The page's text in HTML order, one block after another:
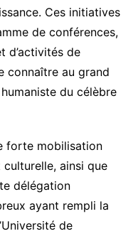
Ces initiatives
de conférences,
d’activités de
connaître au grand
du célèbre
forte mobilisation
ainsi que
délégation
ayant rempli la
de